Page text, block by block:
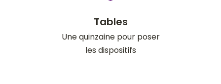
Tables
Une quinzaine pour poser
les dispositifs